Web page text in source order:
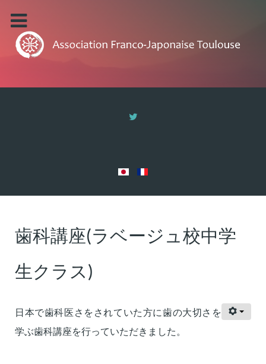
歯科講座(ラベージュ校中学
生クラス)
日本で歯科医さをされていた方に歯の大切さを
学ぶ歯科講座を行っていただきました。